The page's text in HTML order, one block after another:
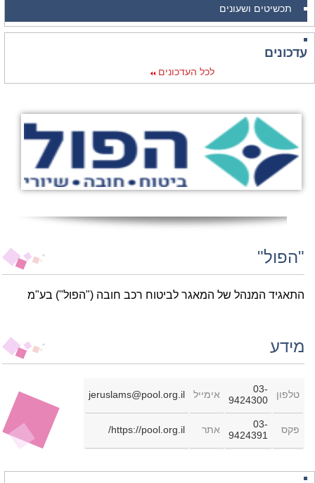
תכשיטים ושעונים
עדכונים
לכל העדכונים
"הפול"
התאגיד המנהל של המאגר לביטוח רכב חובה ("הפול") בע"מ
מידע
טלפון
03-
9424300
אימייל jeruslams@pool.org.il
פקס
03-
9424391
אתר https://pool.org.il/